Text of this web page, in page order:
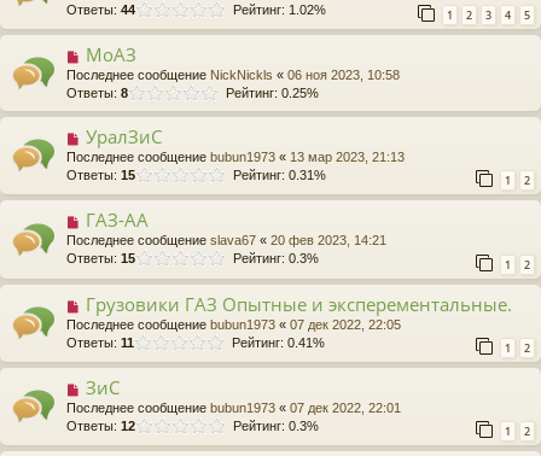
Ответы: 44 1 2 3 4 5
Рейтинг: 1.02%
МоАЗ
Последнее сообщение NickNickls « 06 ноя 2023, 10:58
Ответы: 8 Рейтинг: 0.25%
УралЗиС
Последнее сообщение bubun1973 « 13 мар 2023, 21:13
Ответы: 15 1 2
Рейтинг: 0.31%
ГАЗ-АА
Последнее сообщение slava67 « 20 фев 2023, 14:21
Ответы: 15 1 2
Рейтинг: 0.3%
Грузовики ГАЗ Опытные и эксперементальные.
Последнее сообщение bubun1973 « 07 дек 2022, 22:05
Ответы: 11 1 2
Рейтинг: 0.41%
ЗиС
Последнее сообщение bubun1973 « 07 дек 2022, 22:01
Ответы: 12 1 2
Рейтинг: 0.3%